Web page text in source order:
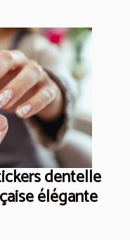
dentelle
élégante